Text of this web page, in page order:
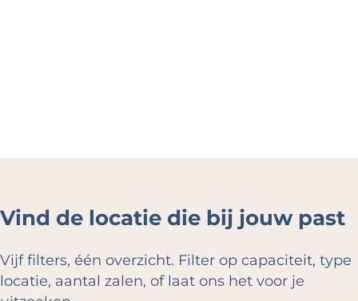
Vind de locatie die bij jouw past
Vijf filters, één overzicht. Filter op capaciteit, type
locatie, aantal zalen, of laat ons het voor je